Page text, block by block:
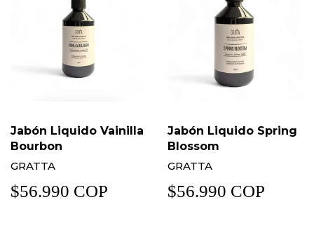
Jabón Liquido Vainilla
Bourbon
GRATTA
$56.990 COP
Jabón Liquido Spring
Blossom
GRATTA
$56.990 COP